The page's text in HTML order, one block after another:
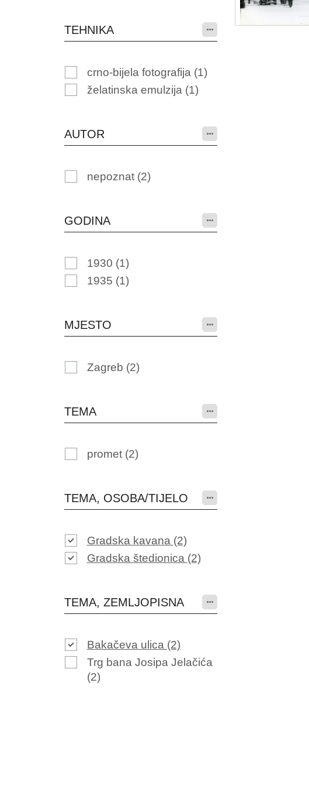
TEHNIKA
crno-bijela fotografija (1)
želatinska emulzija (1)
AUTOR
nepoznat (2)
GODINA
1930 (1)
1935 (1)
MJESTO
Zagreb (2)
TEMA
promet (2)
TEMA, OSOBA/TIJELO
Gradska kavana (2)
Gradska štedionica (2)
TEMA, ZEMLJOPISNA
Bakačeva ulica (2)
Trg bana Josipa Jelačića
(2)